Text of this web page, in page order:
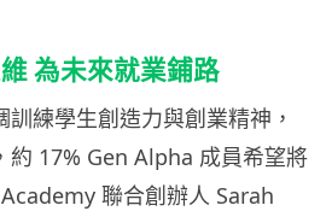
為未來就業鋪路
練學生創造力與創業精神，
約 17% Gen Alpha 成員希望將
聯合創辦人 Sarah